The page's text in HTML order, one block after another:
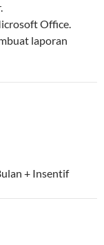
Office.
laporan
+ Insentif